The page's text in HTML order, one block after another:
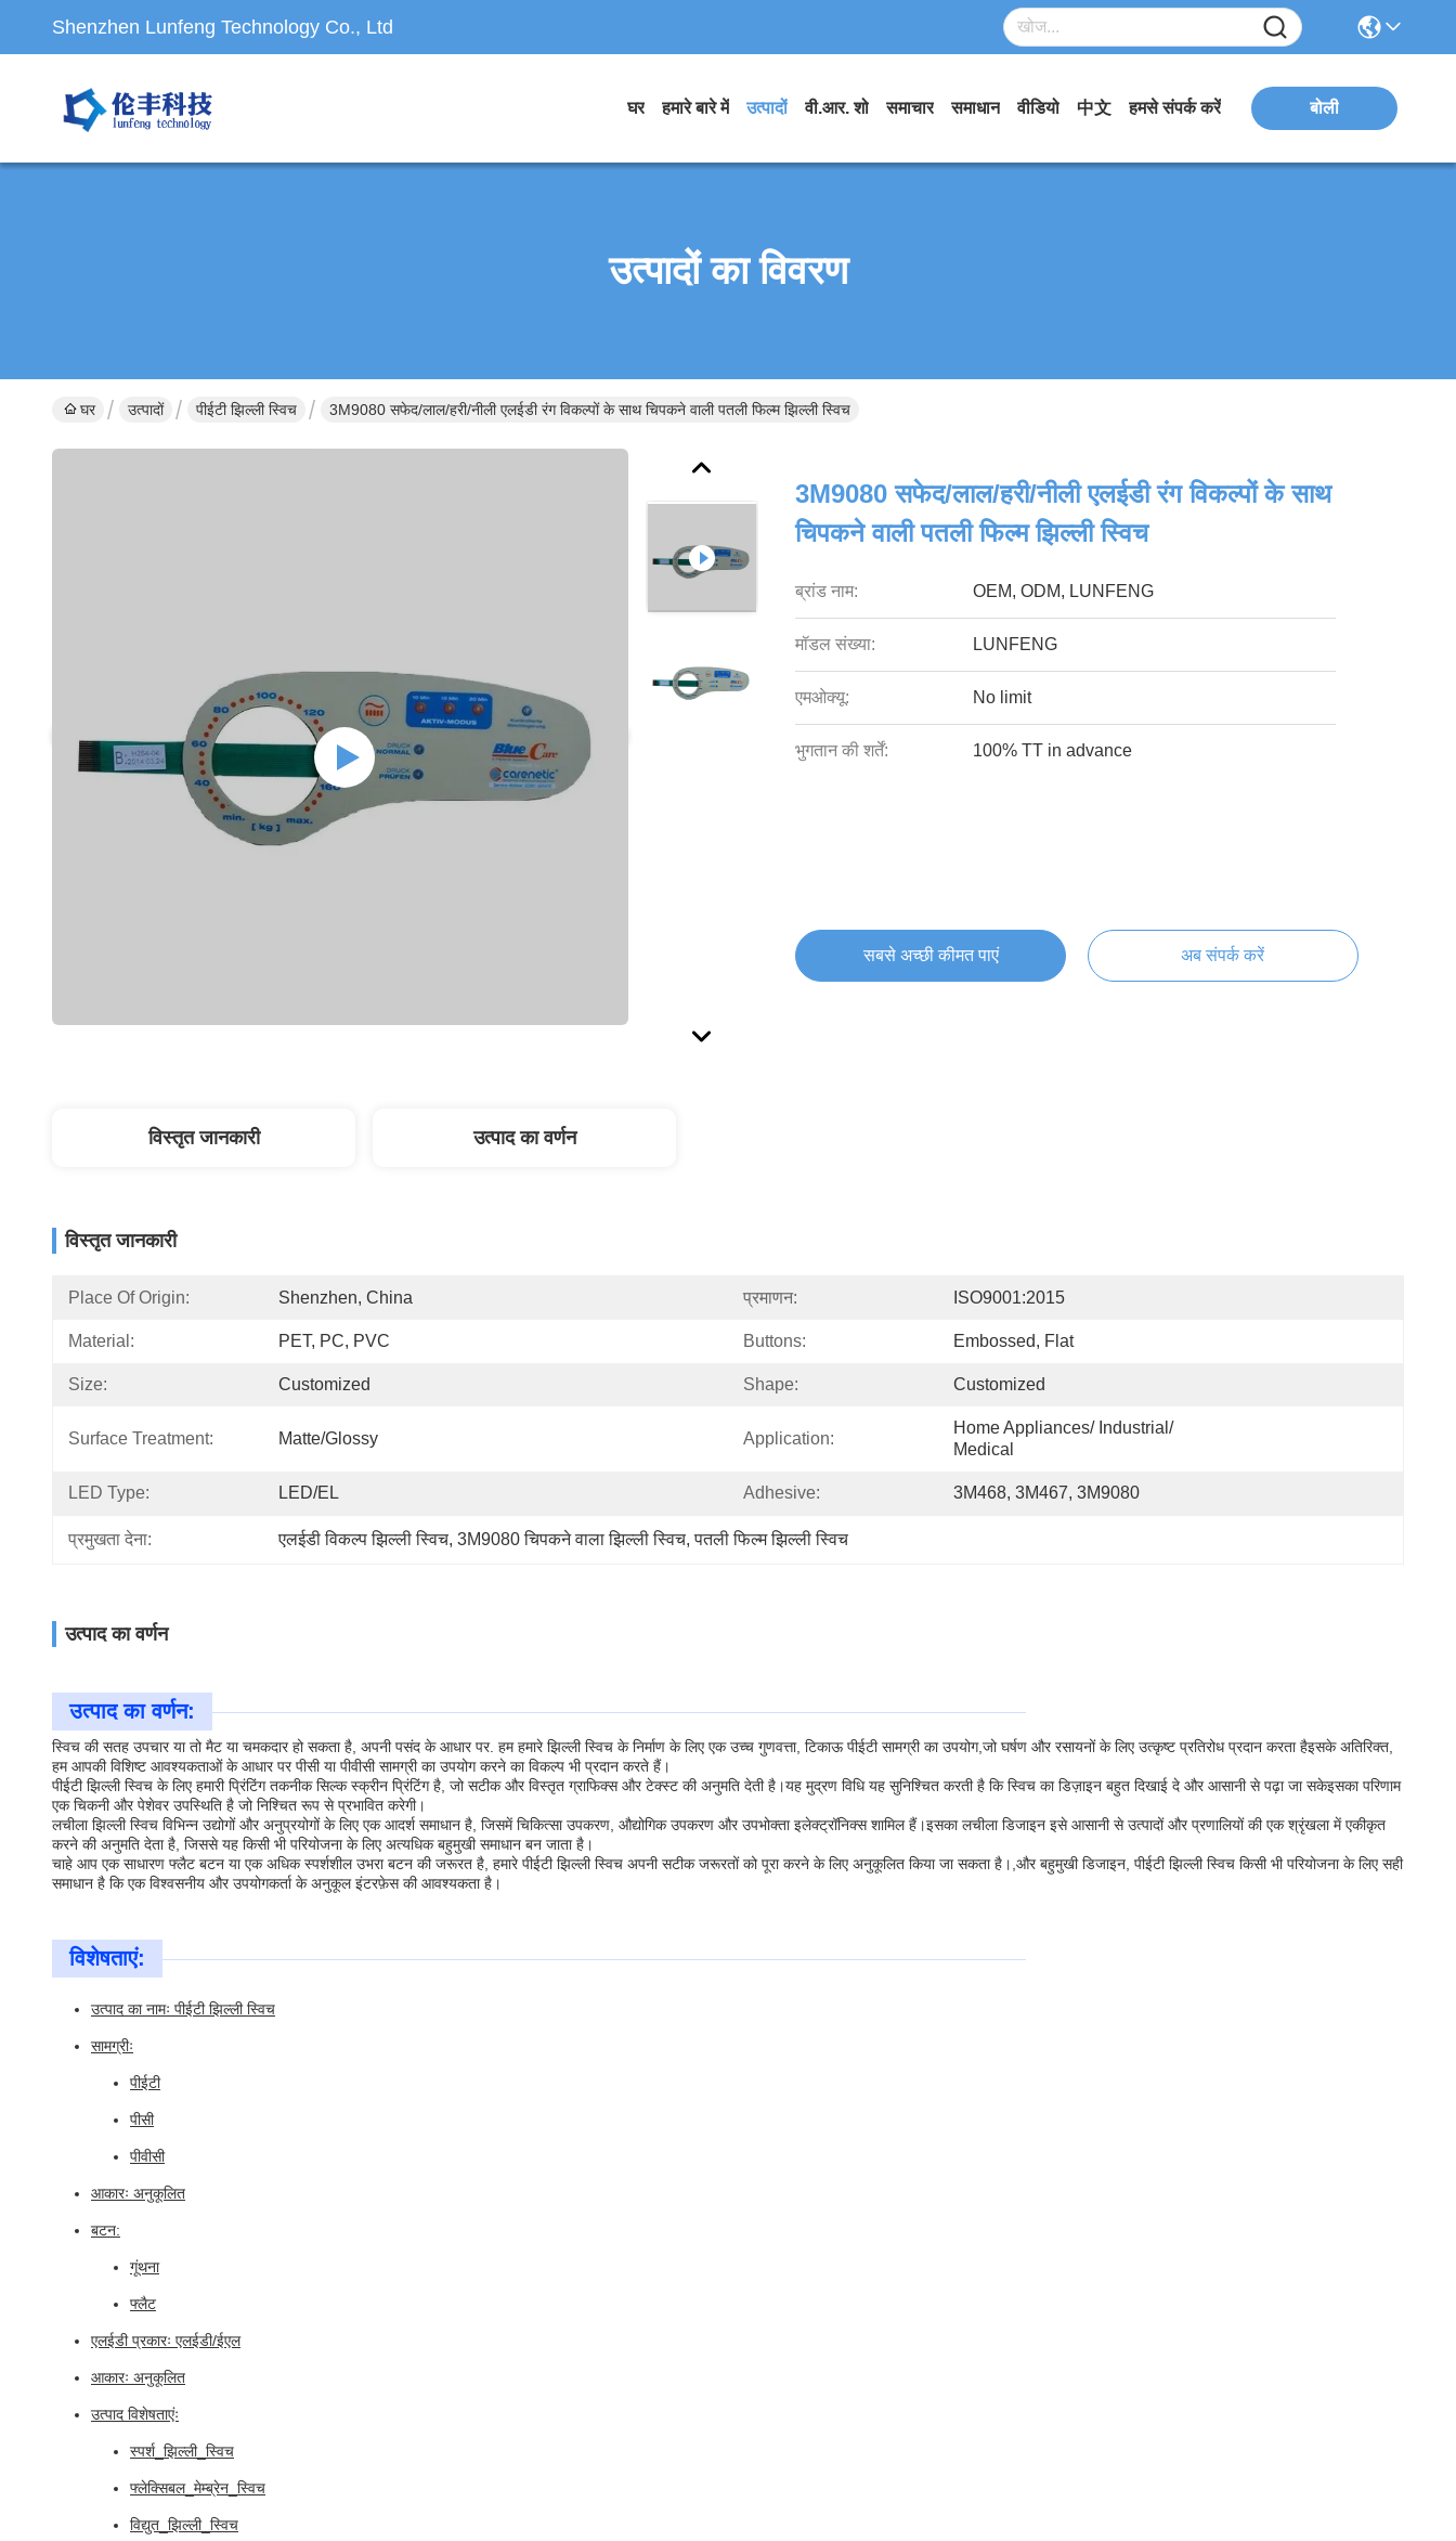
Shenzhen Lunfeng Technology Co., Ltd
घर हमारे बारे में उत्पादों वी.आर. शो समाचार समाधान वीडियो 中文 हमसे संपर्क करें बोली
उत्पादों का विवरण
घर उत्पादों पीईटी झिल्ली स्विच 3M9080 सफेद/लाल/हरी/नीली एलईडी रंग विकल्पों के साथ चिपकने वाली पतली फिल्म झिल्ली स्विच
3M9080 सफेद/लाल/हरी/नीली एलईडी रंग विकल्पों के साथ
चिपकने वाली पतली फिल्म झिल्ली स्विच
ब्रांड नाम: OEM, ODM, LUNFENG
मॉडल संख्या: LUNFENG
एमओक्यू: No limit
भुगतान की शर्तें: 100% TT in advance
सबसे अच्छी कीमत पाएं अब संपर्क करें
विस्तृत जानकारी उत्पाद का वर्णन
विस्तृत जानकारी
Place Of Origin: Shenzhen, China प्रमाणन: ISO9001:2015
Material: PET, PC, PVC Buttons: Embossed, Flat
Size: Customized Shape: Customized
Surface Treatment: Matte/Glossy Application:
Home Appliances/ Industrial/
Medical
LED Type: LED/EL Adhesive: 3M468, 3M467, 3M9080
प्रमुखता देना: एलईडी विकल्प झिल्ली स्विच, 3M9080 चिपकने वाला झिल्ली स्विच, पतली फिल्म झिल्ली स्विच
उत्पाद का वर्णन
उत्पाद का वर्णन:
स्विच की सतह उपचार या तो मैट या चमकदार हो सकता है, अपनी पसंद के आधार पर. हम हमारे झिल्ली स्विच के निर्माण के लिए एक उच्च गुणवत्ता, टिकाऊ पीईटी सामग्री का उपयोग,जो घर्षण और रसायनों के लिए उत्कृष्ट प्रतिरोध प्रदान करता हैइसके अतिरिक्त,
हम आपकी विशिष्ट आवश्यकताओं के आधार पर पीसी या पीवीसी सामग्री का उपयोग करने का विकल्प भी प्रदान करते हैं।
पीईटी झिल्ली स्विच के लिए हमारी प्रिंटिंग तकनीक सिल्क स्क्रीन प्रिंटिंग है, जो सटीक और विस्तृत ग्राफिक्स और टेक्स्ट की अनुमति देती है।यह मुद्रण विधि यह सुनिश्चित करती है कि स्विच का डिज़ाइन बहुत दिखाई दे और आसानी से पढ़ा जा सकेइसका परिणाम
एक चिकनी और पेशेवर उपस्थिति है जो निश्चित रूप से प्रभावित करेगी।
लचीला झिल्ली स्विच विभिन्न उद्योगों और अनुप्रयोगों के लिए एक आदर्श समाधान है, जिसमें चिकित्सा उपकरण, औद्योगिक उपकरण और उपभोक्ता इलेक्ट्रॉनिक्स शामिल हैं।इसका लचीला डिजाइन इसे आसानी से उत्पादों और प्रणालियों की एक श्रृंखला में एकीकृत
करने की अनुमति देता है, जिससे यह किसी भी परियोजना के लिए अत्यधिक बहुमुखी समाधान बन जाता है।
चाहे आप एक साधारण फ्लैट बटन या एक अधिक स्पर्शशील उभरा बटन की जरूरत है, हमारे पीईटी झिल्ली स्विच अपनी सटीक जरूरतों को पूरा करने के लिए अनुकूलित किया जा सकता है।,और बहुमुखी डिजाइन, पीईटी झिल्ली स्विच किसी भी परियोजना के लिए सही
समाधान है कि एक विश्वसनीय और उपयोगकर्ता के अनुकूल इंटरफ़ेस की आवश्यकता है।
विशेषताएं:
उत्पाद का नामः पीईटी झिल्ली स्विच
सामग्रीः
पीईटी
पीसी
पीवीसी
आकारः अनुकूलित
बटन:
गूंथना
फ्लैट
एलईडी प्रकारः एलईडी/ईएल
आकारः अनुकूलित
उत्पाद विशेषताएंः
स्पर्श_झिल्ली_स्विच
फ्लेक्सिबल_मेम्ब्रेन_स्विच
विद्युत_झिल्ली_स्विच